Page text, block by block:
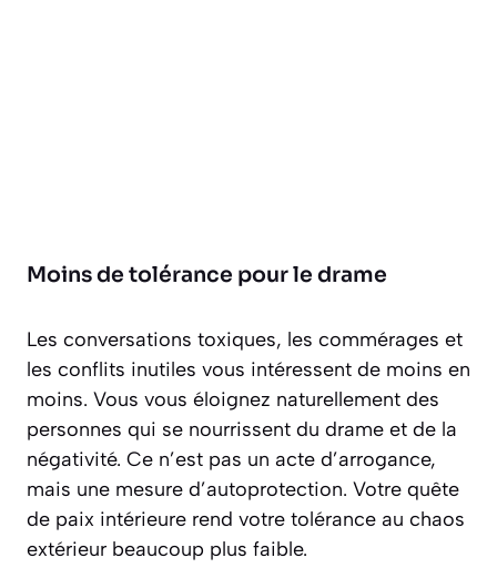
Moins de tolérance pour le drame
Les conversations toxiques, les commérages et
les conflits inutiles vous intéressent de moins en
moins. Vous vous éloignez naturellement des
personnes qui se nourrissent du drame et de la
négativité. Ce n’est pas un acte d’arrogance,
mais une mesure d’autoprotection. Votre quête
de paix intérieure rend votre tolérance au chaos
extérieur beaucoup plus faible.